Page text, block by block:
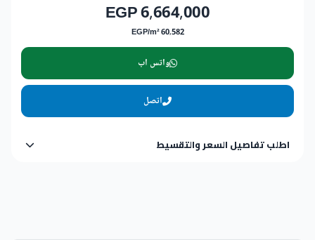
6,664,000 EGP
60,582 EGP/m²
واتس اب
اتصل
اطلب تفاصيل السعر والتقسيط